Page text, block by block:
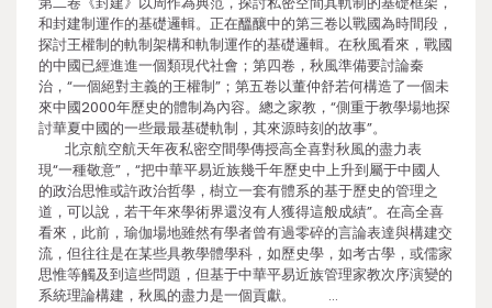
和封建制運作的基礎邏輯。正在醞釀中的第三卷以戰國為時間段，
探討王權制的軌制架構和軌制運作的基礎邏輯。在秋風看來，戰國
的中國已經進進一個類現代社會；第四卷，秋風準備要討論秦
治，“一個絕對主義的王權制”；第五卷以董仲舒若何構造了一個未
來中國2000年歷史的體制為內容。總之家教，“側重于教學場地探
討華夏中國的一些最最基礎軌制，其來源時刻的故事”。
北京航空航天年夜私密空間學傳授高全喜對秋風的盡力表
現“一種敬意”，“把中華平易近族幾千年歷史中上升到屬于中國人
的政治思惟或許政治哲學，樹立一套有體系的基于歷史的管理之
道，可以說，若干年來學術界還沒有人獲得這般成績”。在高全喜
看來，此前，瑜伽場地雖然有學者曾有過零碎的言論表達與構建交
流，但往往是在某些具教學體學科，如歷史學，如考古學，或儒家
思惟等觸及到這些問題，但基于中華平易近族管理家教次序演變的
系統理論構建，秋風的盡力是一個貢獻。 …